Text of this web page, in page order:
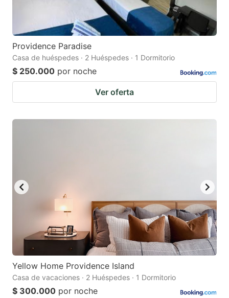
Providence Paradise
Casa de huéspedes · 2 Huéspedes · 1 Dormitorio
$ 250.000 por noche
Ver oferta
Yellow Home Providence Island
Casa de vacaciones · 2 Huéspedes · 1 Dormitorio
$ 300.000 por noche